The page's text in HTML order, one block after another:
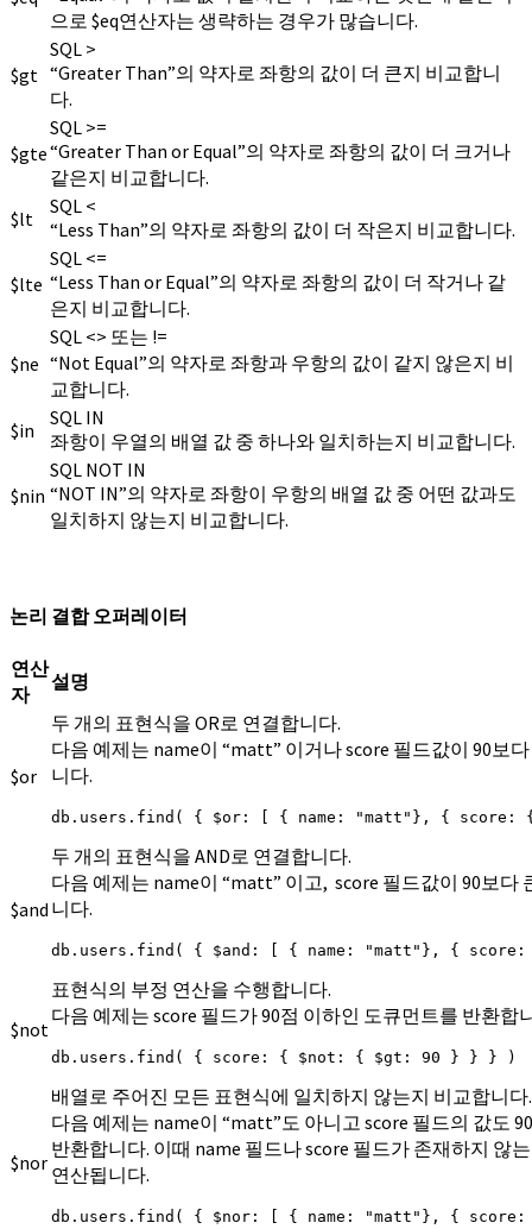
으로 $eq연산자는 생략하는 경우가 많습니다.
$gt
SQL >
“Greater Than”의 약자로 좌항의 값이 더 큰지 비교합니
다.
$gte
SQL >=
“Greater Than or Equal”의 약자로 좌항의 값이 더 크거나
같은지 비교합니다.
$lt
SQL <
“Less Than”의 약자로 좌항의 값이 더 작은지 비교합니다.
$lte
SQL <=
“Less Than or Equal”의 약자로 좌항의 값이 더 작거나 같
은지 비교합니다.
$ne
SQL <> 또는 !=
“Not Equal”의 약자로 좌항과 우항의 값이 같지 않은지 비
교합니다.
$in
SQL IN
좌항이 우열의 배열 값 중 하나와 일치하는지 비교합니다.
$nin
SQL NOT IN
“NOT IN”의 약자로 좌항이 우항의 배열 값 중 어떤 값과도
일치하지 않는지 비교합니다.
논리 결합 오퍼레이터
연산
자
설명
$or
두 개의 표현식을 OR로 연결합니다.
다음 예제는 name이 “matt” 이거나 score 필드값이 90보
니다.
db.users.find( { $or: [ { name: "matt"}, {
$and
두 개의 표현식을 AND로 연결합니다.
다음 예제는 name이 “matt” 이고, score 필드값이 90보다
니다.
db.users.find( { $and: [ { name: "matt"}, {
$not
표현식의 부정 연산을 수행합니다.
다음 예제는 score 필드가 90점 이하인 도큐먼트를 반환합
db.users.find( { score: { $not: { $gt: 90 } } } )
$nor
배열로 주어진 모든 표현식에 일치하지 않는지 비교합니다.
다음 예제는 name이 “matt”도 아니고 score 필드의 값도
반환합니다. 이때 name 필드나 score 필드가 존재하지 않
연산됩니다.
db.users.find( { $nor: [ { name: "matt"}, {